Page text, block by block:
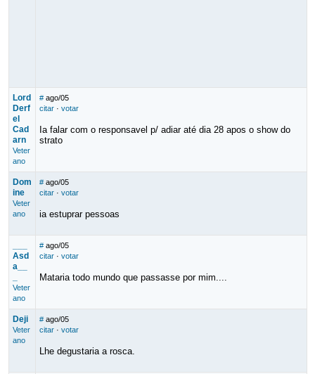
Lord
Derf
el
Cad
arn
Veter
ano
# ago/05
citar· votar
Ia falar com o responsavel p/ adiar até dia 28 apos o show do
strato
Dom
ine
Veter
ano
# ago/05
citar· votar
ia estuprar pessoas
Asd
a__
Veter
ano
# ago/05
citar· votar
Mataria todo mundo que passasse por mim....
Deji
Veter
ano
# ago/05
citar· votar
Lhe degustaria a rosca.